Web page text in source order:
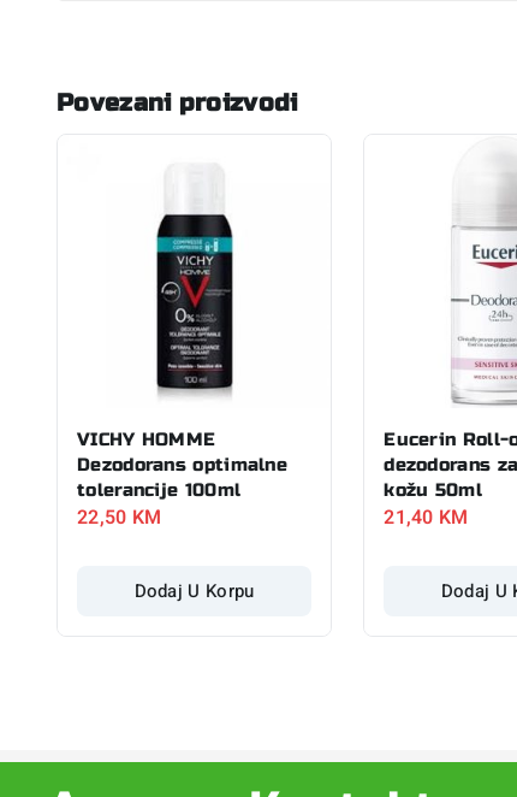
Povezani proizvodi
VICHY HOMME
Dezodorans optimalne
tolerancije 100ml
22,50 KM
Dodaj U Korpu
Eucerin Roll-
dezodorans
kožu 50ml
21,40 KM
Dodaj U